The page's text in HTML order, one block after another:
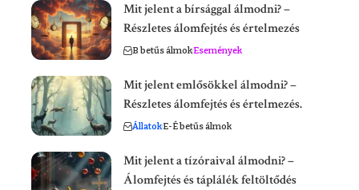
Mit jelent a bírsággal álmodni? –
Részletes álomfejtés és értelmezés
B betűs álmokEsemények
Mit jelent emlősökkel álmodni? –
Részletes álomfejtés és értelmezés.
ÁllatokE-É betűs álmok
Mit jelent a tízóraival álmodni? –
Álomfejtés és táplálék feltöltődés